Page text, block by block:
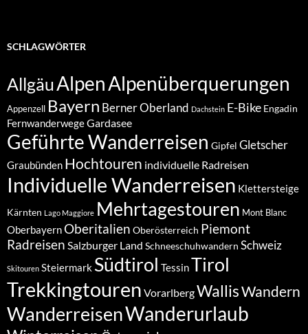
SCHLAGWÖRTER
AllgäuAlpenAlpenüberquerungen
Appenzell Bayern Berner Oberland Dachstein E-Bike Engadin
FernwanderwegeGardasee
Geführte Wanderreisen Gipfel Gletscher
Graubünden Hochtouren individuelle Radreisen
Individuelle Wanderreisen Klettersteige
Kärnten Lago Maggiore Mehrtagestouren Mont Blanc
Oberbayern Oberitalien Oberösterreich Piemont
Radreisen Salzburger Land Schneeschuhwandern Schweiz
Skitouren Steiermark Südtirol TessinTirol
Trekkingtouren VorarlbergWallisWandern
WanderreisenWanderurlaub